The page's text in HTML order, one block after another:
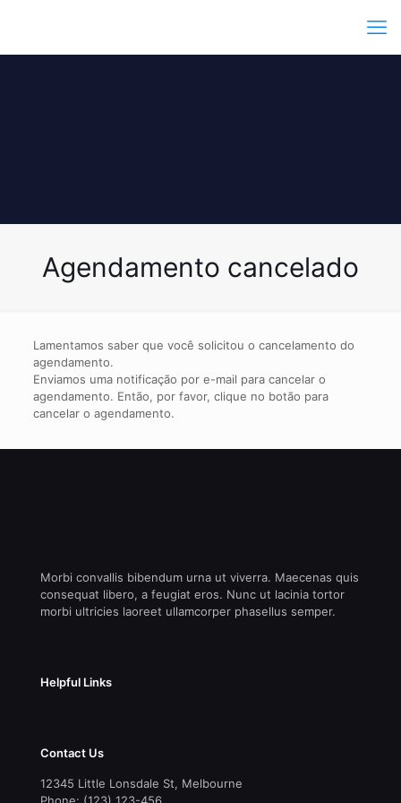
Agendamento cancelado
Lamentamos saber que você solicitou o cancelamento do
agendamento.
Enviamos uma notificação por e-mail para cancelar o
agendamento. Então, por favor, clique no botão para
cancelar o agendamento.
Morbi convallis bibendum urna ut viverra. Maecenas quis
consequat libero, a feugiat eros. Nunc ut lacinia tortor
morbi ultricies laoreet ullamcorper phasellus semper.
Helpful Links
Contact Us
12345 Little Lonsdale St, Melbourne